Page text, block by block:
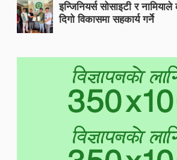
इन्जिनियर्स सोसाइटी र
दिगो विकासमा सहकार्य गर्ने